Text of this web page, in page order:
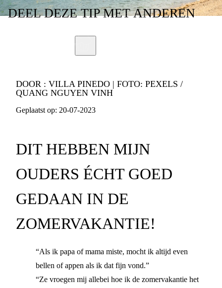
DEELDEZE TIPMET ANDEREN
DOOR : VILLA PINEDO | FOTO: PEXELS /
QUANG NGUYEN VINH
Geplaatst op: 20-07-2023
DIT HEBBEN MIJN
OUDERS ÉCHT GOED
GEDAAN IN DE
ZOMERVAKANTIE!
“Als ik papa of mama miste, mocht ik altijd even
bellen of appen als ik dat fijn vond.”
“Ze vroegen mij allebei hoe ik de zomervakantie het